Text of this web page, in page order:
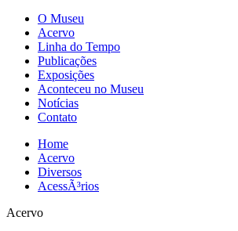
O Museu
Acervo
Linha do Tempo
Publicações
Exposições
Aconteceu no Museu
Notícias
Contato
Home
Acervo
Diversos
AcessÃ³rios
Acervo